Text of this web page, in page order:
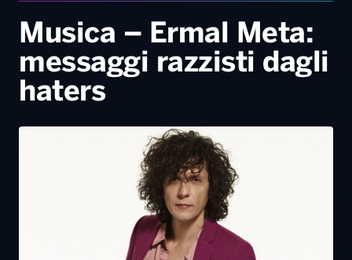
Musica – Ermal Meta:
messaggi razzisti dagli
haters